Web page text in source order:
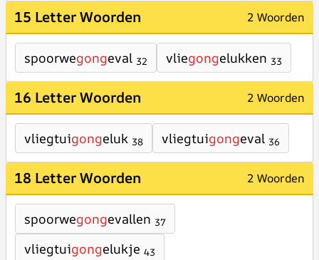
15 Letter Woorden 2 Woorden
spoorwegongeval 32 vliegongelukken 33
16 Letter Woorden 2 Woorden
vliegtuigongeluk 38 vliegtuigongeval 36
18 Letter Woorden 2 Woorden
spoorwegongevallen 37
vliegtuigongelukje 43